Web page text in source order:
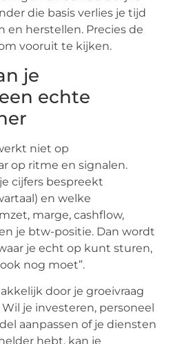
die basis verlies je tijd
en herstellen. Precies de
vooruit te kijken.
je
echte
niet op
op ritme en signalen.
cijfers bespreekt
en welke
marge, cashflow,
je btw-positie. Dan wordt
je echt op kunt sturen,
nog moet”.
door je groeivraag
je investeren, personeel
aanpassen of je diensten
hebt, kan je